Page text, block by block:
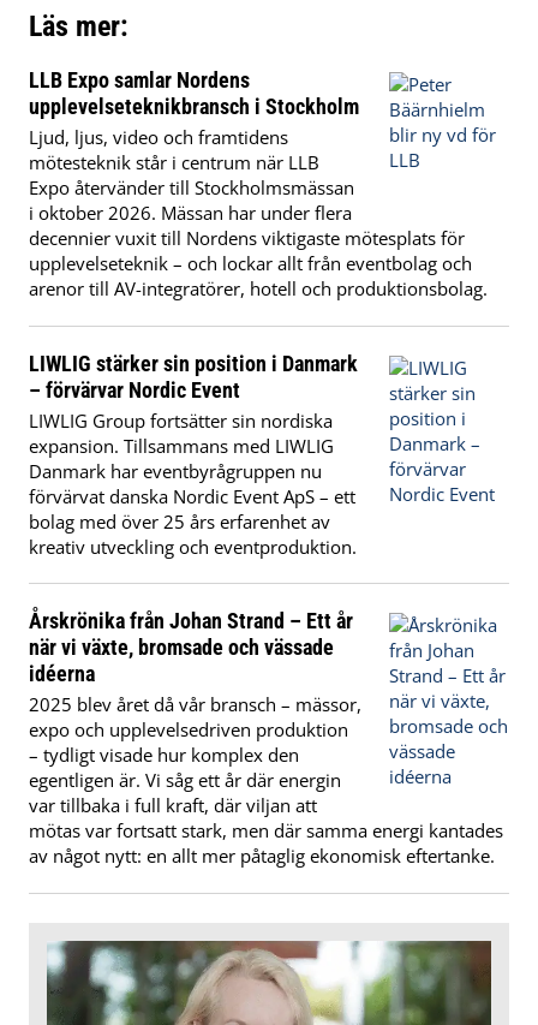
Läs mer:
LLB Expo samlar Nordens
upplevelseteknikbransch i Stockholm
Ljud, ljus, video och framtidens
mötesteknik står i centrum när LLB
Expo återvänder till Stockholmsmässan
i oktober 2026. Mässan har under flera
decennier vuxit till Nordens viktigaste mötesplats för
upplevelseteknik – och lockar allt från eventbolag och
arenor till AV-integratörer, hotell och produktionsbolag.
LIWLIG stärker sin position i Danmark
– förvärvar Nordic Event
LIWLIG Group fortsätter sin nordiska
expansion. Tillsammans med LIWLIG
Danmark har eventbyrågruppen nu
förvärvat danska Nordic Event ApS – ett
bolag med över 25 års erfarenhet av
kreativ utveckling och eventproduktion.
Årskrönika från Johan Strand – Ett år
när vi växte, bromsade och vässade
idéerna
2025 blev året då vår bransch – mässor,
expo och upplevelsedriven produktion
– tydligt visade hur komplex den
egentligen är. Vi såg ett år där energin
var tillbaka i full kraft, där viljan att
mötas var fortsatt stark, men där samma energi kantades
av något nytt: en allt mer påtaglig ekonomisk eftertanke.